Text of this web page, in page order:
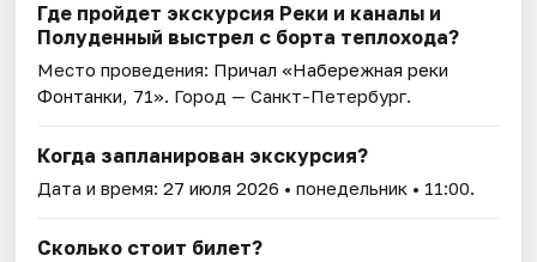
Где пройдет экскурсия Реки и каналы и
Полуденный выстрел с борта теплохода?
Место проведения: Причал «Набережная реки
Фонтанки, 71». Город — Санкт-Петербург.
Когда запланирован экскурсия?
Дата и время:27 июля 2026 • понедельник • 11:00.
Сколько стоит билет?